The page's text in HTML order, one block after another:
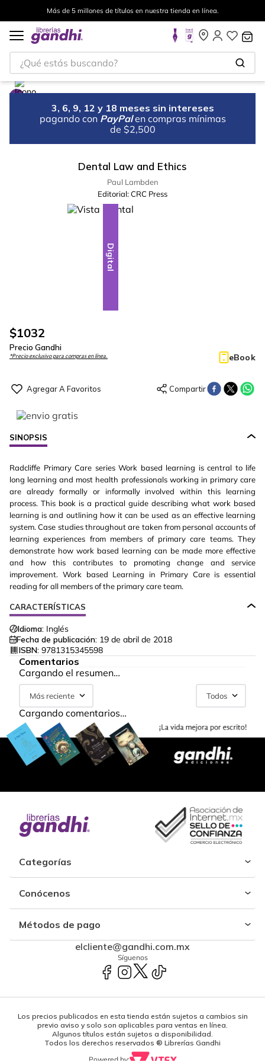
Más de 5 millones de títulos en nuestra tienda en línea.
¿Qué estás buscando?
3, 6, 9, 12 y 18 meses sin intereses
pagando con PayPal en compras mínimas
de $2,500
Dental Law and Ethics
Paul Lambden
Editorial:CRC Press
Digital
$1032
Precio Gandhi
*Precio exclusivo para compras en línea. eBook
SINOPSIS
Radcliffe Primary Care series Work based learning is central to life
long learning and most health professionals working in primary care
are already formally or informally involved within this learning
process. This book is a practical guide describing what work based
learning is and outlining how it can be used as an effective learning
system. Case studies throughout are taken from personal accounts of
learning experiences from members of primary care teams. They
demonstrate how work based learning can be made more effective
and how this contributes to promoting change and service
improvement. Work based Learning in Primary Care is essential
reading for all members of the primary care team.
CARACTERÍSTICAS
Idioma: Inglés
Fecha de publicación: 19 de abril de 2018
ISBN: 9781315345598
Comentarios
Cargando el resumen…
Más reciente Todos
Cargando comentarios…
Categorías
Conócenos
Métodos de pago
elcliente@gandhi.com.mx
Síguenos
Los precios publicados en esta tienda están sujetos a cambios sin
previo aviso y solo son aplicables para ventas en línea.
Algunos títulos están sujetos a disponibilidad.
Todos los derechos reservados ® Librerías Gandhi
Powered by: